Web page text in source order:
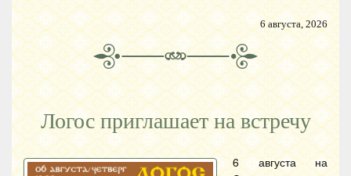
6 августа, 2026
Логос приглашает на встречу
6 августа на